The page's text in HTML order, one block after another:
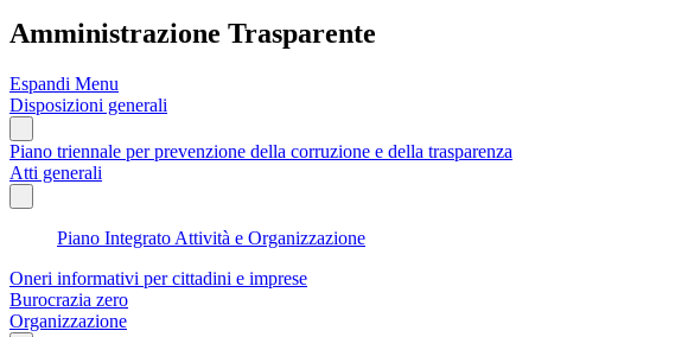
Amministrazione Trasparente
Espandi Menu
Disposizioni generali
Piano triennale per prevenzione della corruzione e della trasparenza
Atti generali
Piano Integrato Attività e Organizzazione
Oneri informativi per cittadini e imprese
Burocrazia zero
Organizzazione